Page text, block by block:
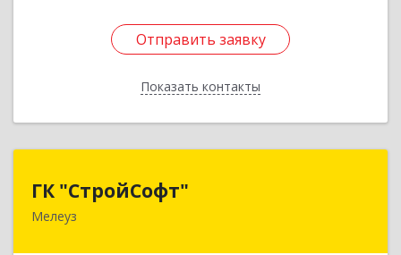
Отправить заявку
Показать контакты
Отправить заявку
Назад
ГК "СтройСофт"
Мелеуз
453852, Башкортостан Респ, Мелеуз г, Ленина